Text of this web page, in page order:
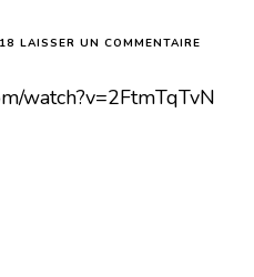
LAISSER UN COMMENTAIRE
DE
watch?v=2FtmTqTvN